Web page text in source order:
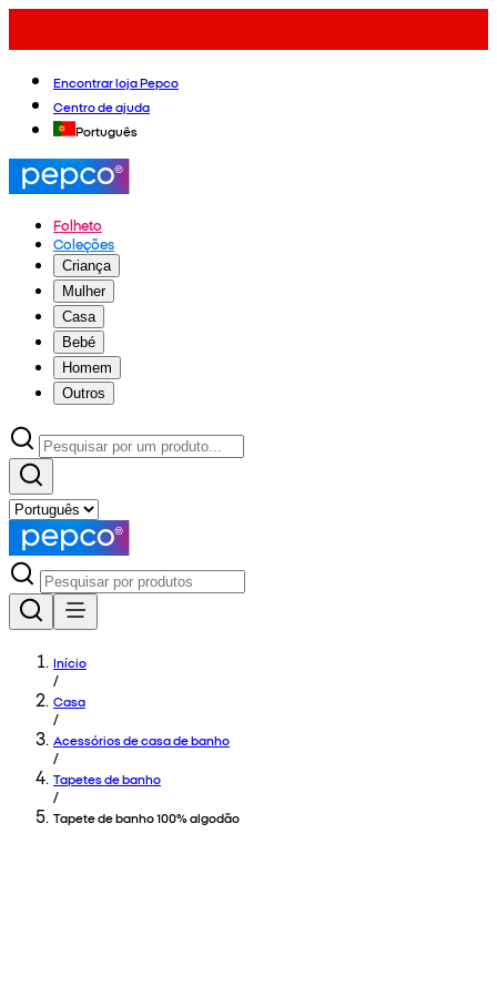
Encontrar loja Pepco
Centro de ajuda
Português
Folheto
Coleções
Criança
Mulher
Casa
Bebé
Homem
Outros
Início
/
Casa
/
Acessórios de casa de banho
/
Tapetes de banho
/
Tapete de banho 100% algodão